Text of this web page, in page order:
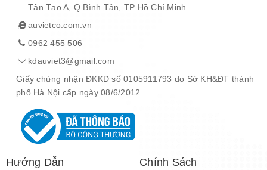
Tân Tạo A, Q Bình Tân, TP Hồ Chí Minh
auvietco.com.vn
0962 455 506
kdauviet3@gmail.com
Giấy chứng nhận ĐKKD số 0105911793 do Sở KH&ĐT thành
phố Hà Nội cấp ngày 08/6/2012
Hướng Dẫn Chính Sách